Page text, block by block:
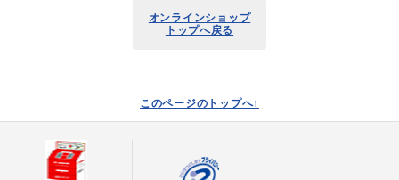
オンラインショップ
トップへ戻る
このページのトップへ↑